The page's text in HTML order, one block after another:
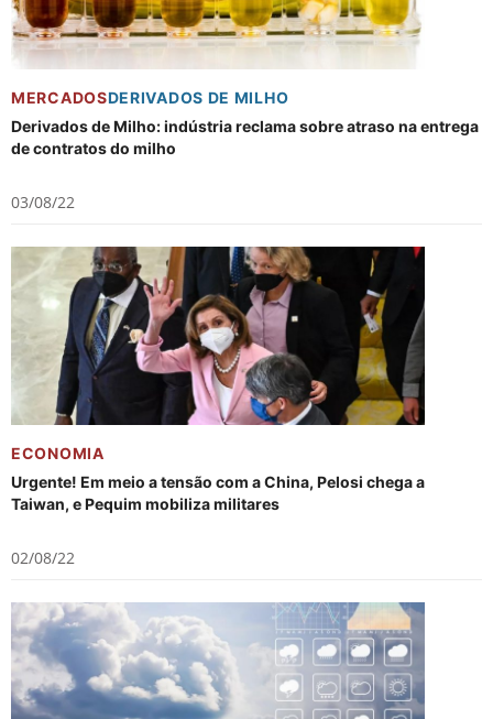
MERCADOSDERIVADOS DE MILHO
Derivados de Milho: indústria reclama sobre atraso na entrega
de contratos do milho
03/08/22
ECONOMIA
Urgente! Em meio a tensão com a China, Pelosi chega a
Taiwan, e Pequim mobiliza militares
02/08/22